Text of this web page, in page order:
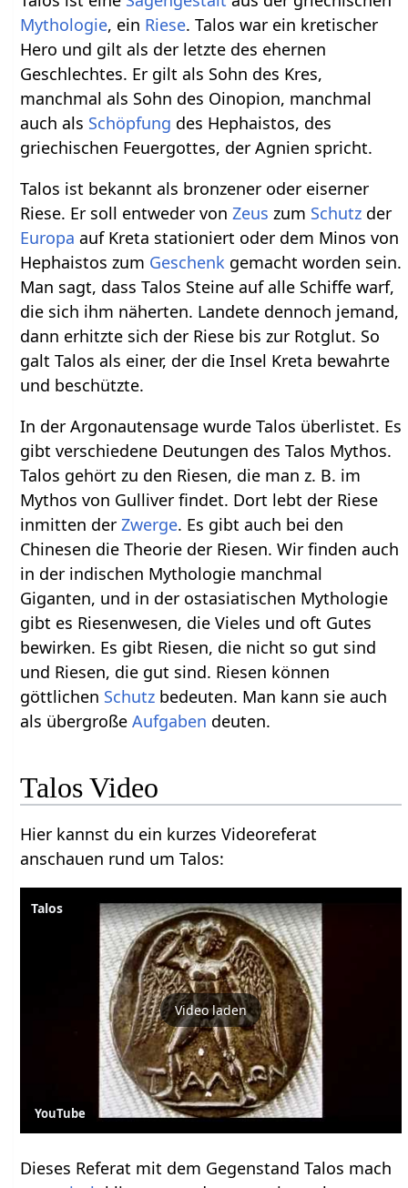
Mythologie, ein Riese. Talos war ein kretischer
Hero und gilt als der letzte des ehernen
Geschlechtes. Er gilt als Sohn des Kres,
manchmal als Sohn des Oinopion, manchmal
auch als Schöpfung des Hephaistos, des
griechischen Feuergottes, der Agnien spricht.
Talos ist bekannt als bronzener oder eiserner
Riese. Er soll entweder vonZeus zum Schutz der
Europa auf Kreta stationiert oder dem Minos von
Hephaistos zum Geschenk gemacht worden sein.
Man sagt, dass Talos Steine auf alle Schiffe warf,
die sich ihm näherten. Landete dennoch jemand,
dann erhitzte sich der Riese bis zur Rotglut. So
galt Talos als einer, der die Insel Kreta bewahrte
und beschützte.
In der Argonautensage wurde Talos überlistet. Es
gibt verschiedene Deutungen des Talos Mythos.
Talos gehört zu den Riesen, die man z. B. im
Mythos von Gulliver findet. Dort lebt der Riese
inmitten derZwerge. Es gibt auch bei den
Chinesen die Theorie der Riesen. Wir finden auch
in der indischen Mythologie manchmal
Giganten, und in der ostasiatischen Mythologie
gibt es Riesenwesen, die Vieles und oft Gutes
bewirken. Es gibt Riesen, die nicht so gut sind
und Riesen, die gut sind. Riesen können
göttlichen Schutz bedeuten. Man kann sie auch
als übergroßeAufgaben deuten.
Talos Video
Hier kannst du ein kurzes Videoreferat
anschauen rund um Talos:
Talos
Video laden
YouTube
Dieses Referat mit dem Gegenstand Talos mach